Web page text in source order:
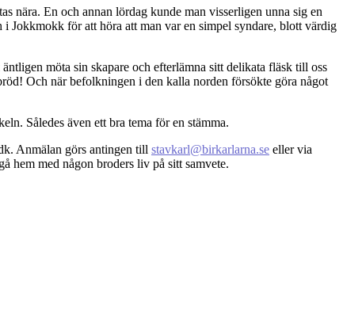
nära. En och annan lördag kunde man visserligen unna sig en
Jokkmokk för att höra att man var en simpel syndare, blott värdig
möta sin skapare och efterlämna sitt delikata fläsk till oss
Och när befolkningen i den kalla norden försökte göra något
Således även ett bra tema för en stämma.
Anmälan görs antingen till stavkarl@birkarlarna.se eller via
hem med någon broders liv på sitt samvete.